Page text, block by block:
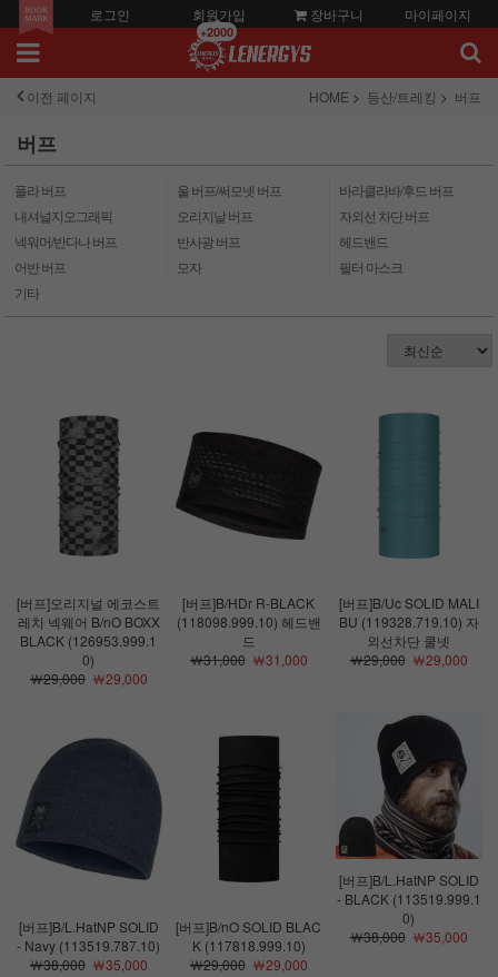
로그인 회원가입
+2000
장바구니 마이페이지
이전 페이지 HOME 등산/트레킹 버프
버프
폴라 버프 울 버프/써모넷 버프
바라클라바/후드 버프
내셔널지오그래픽
오리지날 버프
자외선 차단 버프
넥워머/반다나 버프
반사광 버프
헤드밴드
어반 버프
모자
필터 마스크
기타
[버프]오리지널 에코스트
레치 넥웨어 B/nO BOXX
BLACK (126953.999.1
0)
￦29,000￦29,000
[버프]B/HDr R-BLACK
(118098.999.10) 헤드밴
드
￦31,000￦31,000
[버프]B/Uc SOLID MALI
BU (119328.719.10) 자
외선차단 쿨넷
￦29,000￦29,000
[버프]B/L.HatNP SOLID
- Navy (113519.787.10)
￦38,000￦35,000
[버프]B/nO SOLID BLAC
K (117818.999.10)
￦29,000￦29,000
[버프]B/L.HatNP SOLID
- BLACK (113519.999.1
0)
￦38,000￦35,000